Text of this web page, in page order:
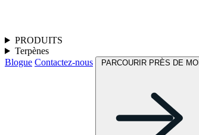
PRODUITS
Terpènes
Blogue Contactez-nous PARCOURIR PRÈS DE MOI